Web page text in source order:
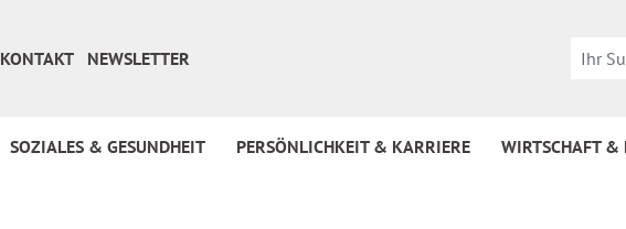
KONTAKT NEWSLETTER
SOZIALES & GESUNDHEIT PERSÖNLICHKEIT & KARRIERE WIRTSCHAFT